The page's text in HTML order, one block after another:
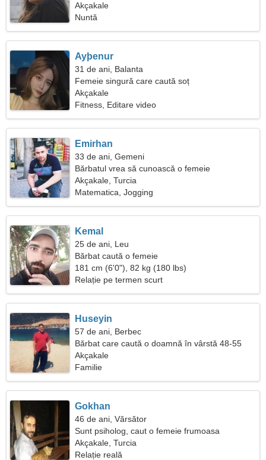
Akçakale
Nuntă
Ayþenur
31 de ani, Balanta
Femeie singură care caută soț
Akçakale
Fitness, Editare video
Emirhan
33 de ani, Gemeni
Bărbatul vrea să cunoască o femeie
Akçakale, Turcia
Matematica, Jogging
Kemal
25 de ani, Leu
Bărbat caută o femeie
181 cm (6'0"), 82 kg (180 lbs)
Relație pe termen scurt
Huseyin
57 de ani, Berbec
Bărbat care caută o doamnă în vârstă 48-55
Akçakale
Familie
Gokhan
46 de ani, Vărsător
Sunt psiholog, caut o femeie frumoasa
Akçakale, Turcia
Relație reală